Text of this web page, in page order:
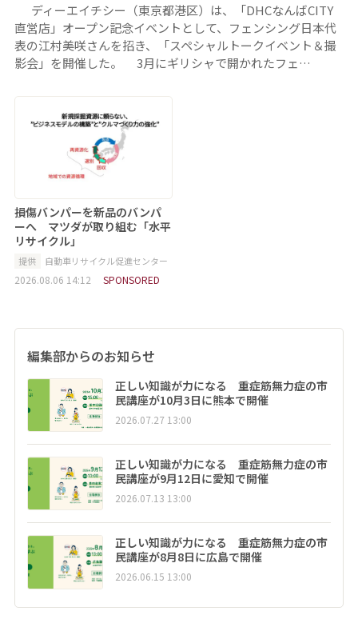
ディーエイチシー（東京都港区）は、「DHCなんばCITY
直営店」オープン記念イベントとして、フェンシング日本代
表の江村美咲さんを招き、「スペシャルトークイベント＆撮
影会」を開催した。 3月にギリシャで開かれたフェ…
損傷バンパーを新品のバンパ
ーへ マツダが取り組む「水平
リサイクル」
提供 自動車リサイクル促進センター
2026.08.06 14:12 SPONSORED
編集部からのお知らせ
正しい知識が力になる 重症筋無力症の市
民講座が10月3日に熊本で開催
2026.07.27 13:00
正しい知識が力になる 重症筋無力症の市
民講座が9月12日に愛知で開催
2026.07.13 13:00
正しい知識が力になる 重症筋無力症の市
民講座が8月8日に広島で開催
2026.06.15 13:00